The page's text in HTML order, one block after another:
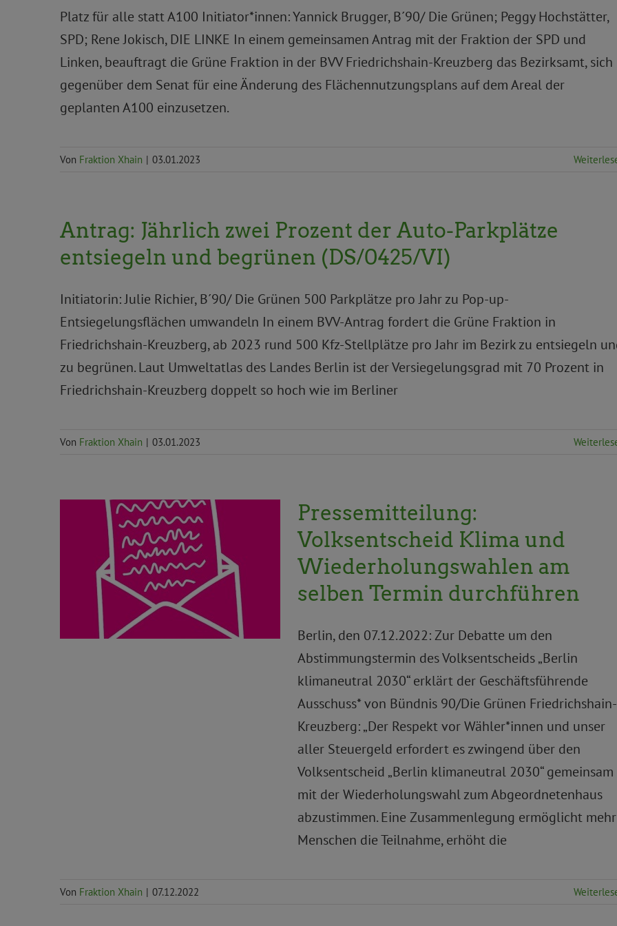
Platz für alle statt A100 Initiator*innen: Yannick Brugger, B´90/ Die Grünen; Peggy Hochstätter,
SPD; Rene Jokisch, DIE LINKE In einem gemeinsamen Antrag mit der Fraktion der SPD und
Linken, beauftragt die Grüne Fraktion in der BVV Friedrichshain-Kreuzberg das Bezirksamt, sich
gegenüber dem Senat für eine Änderung des Flächennutzungsplans auf dem Areal der
geplanten A100 einzusetzen.
Von Fraktion Xhain | 03.01.2023
Antrag: Jährlich zwei Prozent der Auto-Parkplätze
entsiegeln und begrünen (DS/0425/VI)
Initiatorin: Julie Richier, B´90/ Die Grünen 500 Parkplätze pro Jahr zu Pop-up-
Entsiegelungsflächen umwandeln In einem BVV-Antrag fordert die Grüne Fraktion in
Friedrichshain-Kreuzberg, ab 2023 rund 500 Kfz-Stellplätze pro Jahr im Bezirk zu entsiegeln
zu begrünen. Laut Umweltatlas des Landes Berlin ist der Versiegelungsgrad mit 70 Prozent in
Friedrichshain-Kreuzberg doppelt so hoch wie im Berliner
Von Fraktion Xhain | 03.01.2023
Aktuelles Bürger*innenrechte
Demokratie und Beteiligung
Demokratie
und Bürger*innenbeteiligung
Geschäftsführender Ausschuss
Pressemitteilungen Priorität
Topnews
Umwelt, Klima und Ökologie
Umwelt,
Pressemitteilung:
Volksentscheid Klima und
Wiederholungswahlen am
selben Termin durchführen
Berlin, den 07.12.2022: Zur Debatte um den
Abstimmungstermin des Volksentscheids „Berlin
klimaneutral 2030“ erklärt der Geschäftsführende
Ausschuss* von Bündnis 90/Die Grünen Friedrichshain-
Kreuzberg: „Der Respekt vor Wähler*innen und unser
aller Steuergeld erfordert es zwingend über den
Volksentscheid „Berlin klimaneutral 2030“ gemeinsam
mit der Wiederholungswahl zum Abgeordnetenhaus
abzustimmen. Eine Zusammenlegung ermöglicht mehr
Menschen die Teilnahme, erhöht die
Von Fraktion Xhain | 07.12.2022